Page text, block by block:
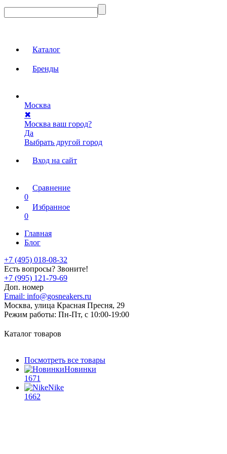
Каталог
Бренды
Москва
✖
Москва ваш город?
Да
Выбрать другой город
Вход на сайт
Сравнение
0
Избранное
0
Главная
Блог
+7 (495) 018-08-32
Есть вопросы? Звоните!
+7 (995) 121-79-69
Доп. номер
Email: info@gosneakers.ru
Москва, улица Красная Пресня, 29
Режим работы: Пн-Пт, с 10:00-19:00
Каталог товаров
Посмотреть все товары
Новинки
1671
Nike
1662